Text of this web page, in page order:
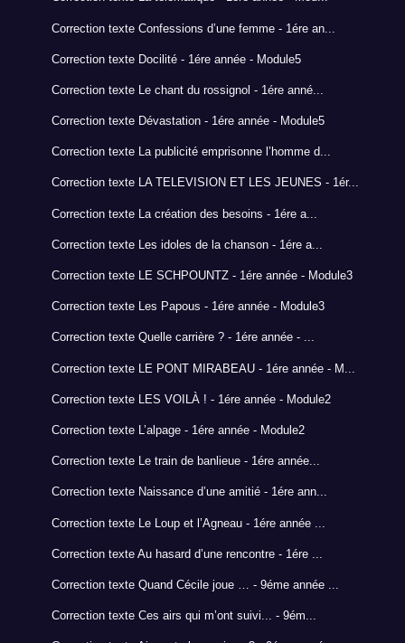
Correction texte Confessions d’une femme - 1ére an...
Correction texte Docilité - 1ére année - Module5
Correction texte Le chant du rossignol - 1ére anné...
Correction texte Dévastation - 1ére année - Module5
Correction texte La publicité emprisonne l’homme d...
Correction texte LA TELEVISION ET LES JEUNES - 1ér...
Correction texte La création des besoins - 1ére a...
Correction texte Les idoles de la chanson - 1ére a...
Correction texte LE SCHPOUNTZ - 1ére année - Module3
Correction texte Les Papous - 1ére année - Module3
Correction texte Quelle carrière ? - 1ére année - ...
Correction texte LE PONT MIRABEAU - 1ére année - M...
Correction texte LES VOILÀ ! - 1ére année - Module2
Correction texte L’alpage - 1ére année - Module2
Correction texte Le train de banlieue - 1ére année...
Correction texte Naissance d’une amitié - 1ére ann...
Correction texte Le Loup et l’Agneau - 1ére année ...
Correction texte Au hasard d’une rencontre - 1ére ...
Correction texte Quand Cécile joue … - 9éme année ...
Correction texte Ces airs qui m’ont suivi... - 9ém...